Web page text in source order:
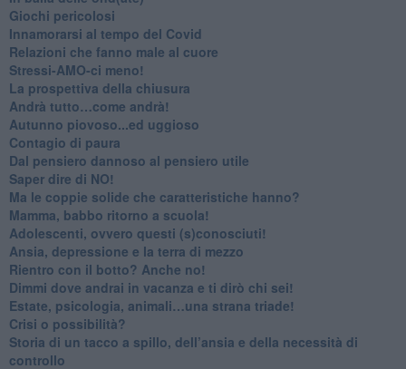
Giochi pericolosi
Innamorarsi al tempo del Covid
​Relazioni che fanno male al cuore
​Stressi-AMO-ci meno!
​La prospettiva della chiusura
​Andrà tutto…come andrà!
Autunno piovoso...ed uggioso
​Contagio di paura
​Dal pensiero dannoso al pensiero utile
​Saper dire di NO!
​Ma le coppie solide che caratteristiche hanno?
​Mamma, babbo ritorno a scuola!
Adolescenti, ovvero questi (s)conosciuti!
Ansia, depressione e la terra di mezzo
​Rientro con il botto? Anche no!
Dimmi dove andrai in vacanza e ti dirò chi sei!
​Estate, psicologia, animali…una strana triade!
​Crisi o possibilità?
​Storia di un tacco a spillo, dell’ansia e della necessità di
controllo